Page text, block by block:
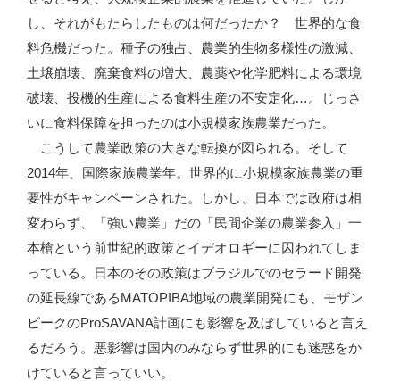
し、それがもたらしたものは何だったか？ 世界的な食
料危機だった。種子の独占、農業的生物多様性の激減、
土壌崩壊、廃棄食料の増大、農薬や化学肥料による環境
破壊、投機的生産による食料生産の不安定化…。じっさ
いに食料保障を担ったのは小規模家族農業だった。
こうして農業政策の大きな転換が図られる。そして
2014年、国際家族農業年。世界的に小規模家族農業の重
要性がキャンペーンされた。しかし、日本では政府は相
変わらず、「強い農業」だの「民間企業の農業参入」一
本槍という前世紀的政策とイデオロギーに囚われてしま
っている。日本のその政策はブラジルでのセラード開発
の延長線であるMATOPIBA地域の農業開発にも、モザン
ビークのProSAVANA計画にも影響を及ぼしていると言え
るだろう。悪影響は国内のみならず世界的にも迷惑をか
けていると言っていい。